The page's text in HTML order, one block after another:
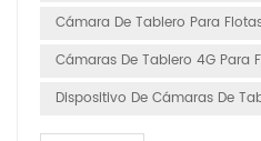
Cámara De Tablero Para
Cámaras De Tablero 4G Para
Dispositivo De Cámaras De